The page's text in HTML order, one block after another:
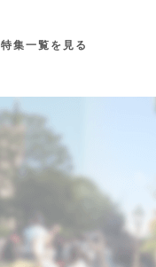
特集一覧を見る